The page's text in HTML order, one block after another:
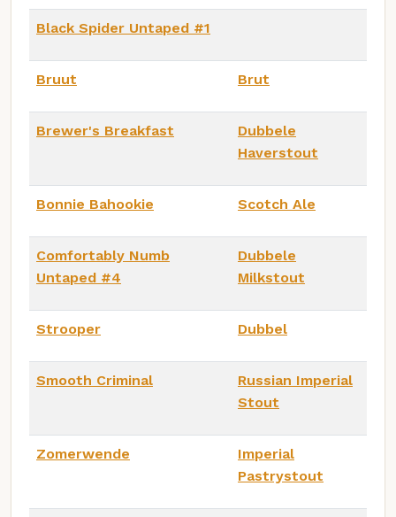
Black Spider Untaped #1
Bruut Brut
Brewer's Breakfast
Dubbele
Haverstout
Bonnie Bahookie Scotch Ale
Comfortably Numb
Untaped #4
Dubbele
Milkstout
Strooper Dubbel
Smooth Criminal
Russian Imperial
Stout
Zomerwende
Imperial
Pastrystout